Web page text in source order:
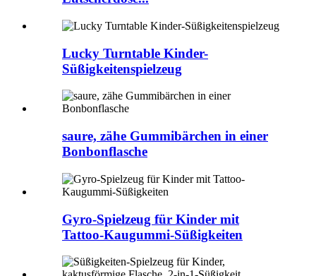
Lucky Turntable Kinder-
Süßigkeitenspielzeug
saure, zähe Gummibärchen in einer
Bonbonflasche
Gyro-Spielzeug für Kinder mit
Tattoo-Kaugummi-Süßigkeiten